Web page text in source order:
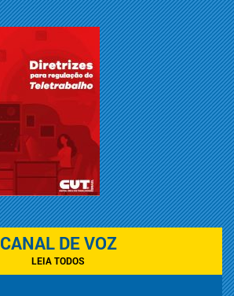
CANAL DE VOZ
LEIA TODOS